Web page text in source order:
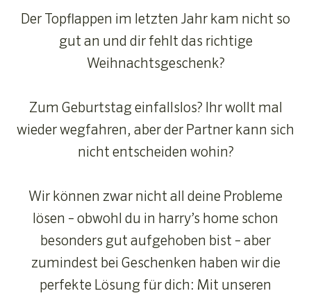
Der Topflappen im letzten Jahr kam nicht so
gut an und dir fehlt das richtige
Weihnachtsgeschenk?
Zum Geburtstag einfallslos? Ihr wollt mal
wieder wegfahren, aber der Partner kann sich
nicht entscheiden wohin?
Wir können zwar nicht all deine Probleme
lösen – obwohl du in harry’s home schon
besonders gut aufgehoben bist – aber
zumindest bei Geschenken haben wir die
perfekte Lösung für dich: Mit unseren